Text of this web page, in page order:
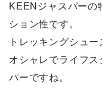
KEENジャスパーの
ション性です。
トレッキングシュ
オシャレでライフ
パーですね。